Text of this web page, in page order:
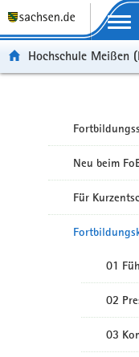
Portalübergreifende
Hochschule Meißen
Neu beim
Für
01
02
03